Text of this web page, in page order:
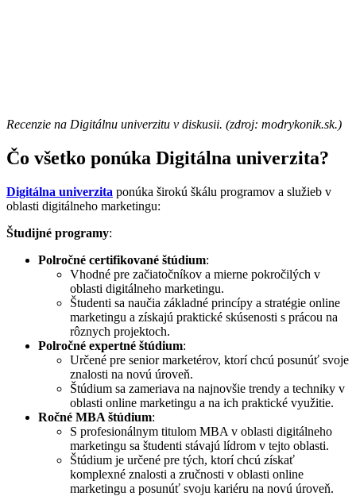
Recenzie na Digitálnu univerzitu v diskusii. (zdroj: modrykonik.sk.)
Čo všetko ponúka Digitálna univerzita?
Digitálna univerzita ponúka širokú škálu programov a služieb v
oblasti digitálneho marketingu:
Študijné programy:
Polročné certifikované štúdium:
Vhodné pre začiatočníkov a mierne pokročilých v
oblasti digitálneho marketingu.
Študenti sa naučia základné princípy a stratégie online
marketingu a získajú praktické skúsenosti s prácou na
rôznych projektoch.
Polročné expertné štúdium:
Určené pre senior marketérov, ktorí chcú posunúť svoje
znalosti na novú úroveň.
Štúdium sa zameriava na najnovšie trendy a techniky v
oblasti online marketingu a na ich praktické využitie.
Ročné MBA štúdium:
S profesionálnym titulom MBA v oblasti digitálneho
marketingu sa študenti stávajú lídrom v tejto oblasti.
Štúdium je určené pre tých, ktorí chcú získať
komplexné znalosti a zručnosti v oblasti online
marketingu a posunúť svoju kariéru na novú úroveň.